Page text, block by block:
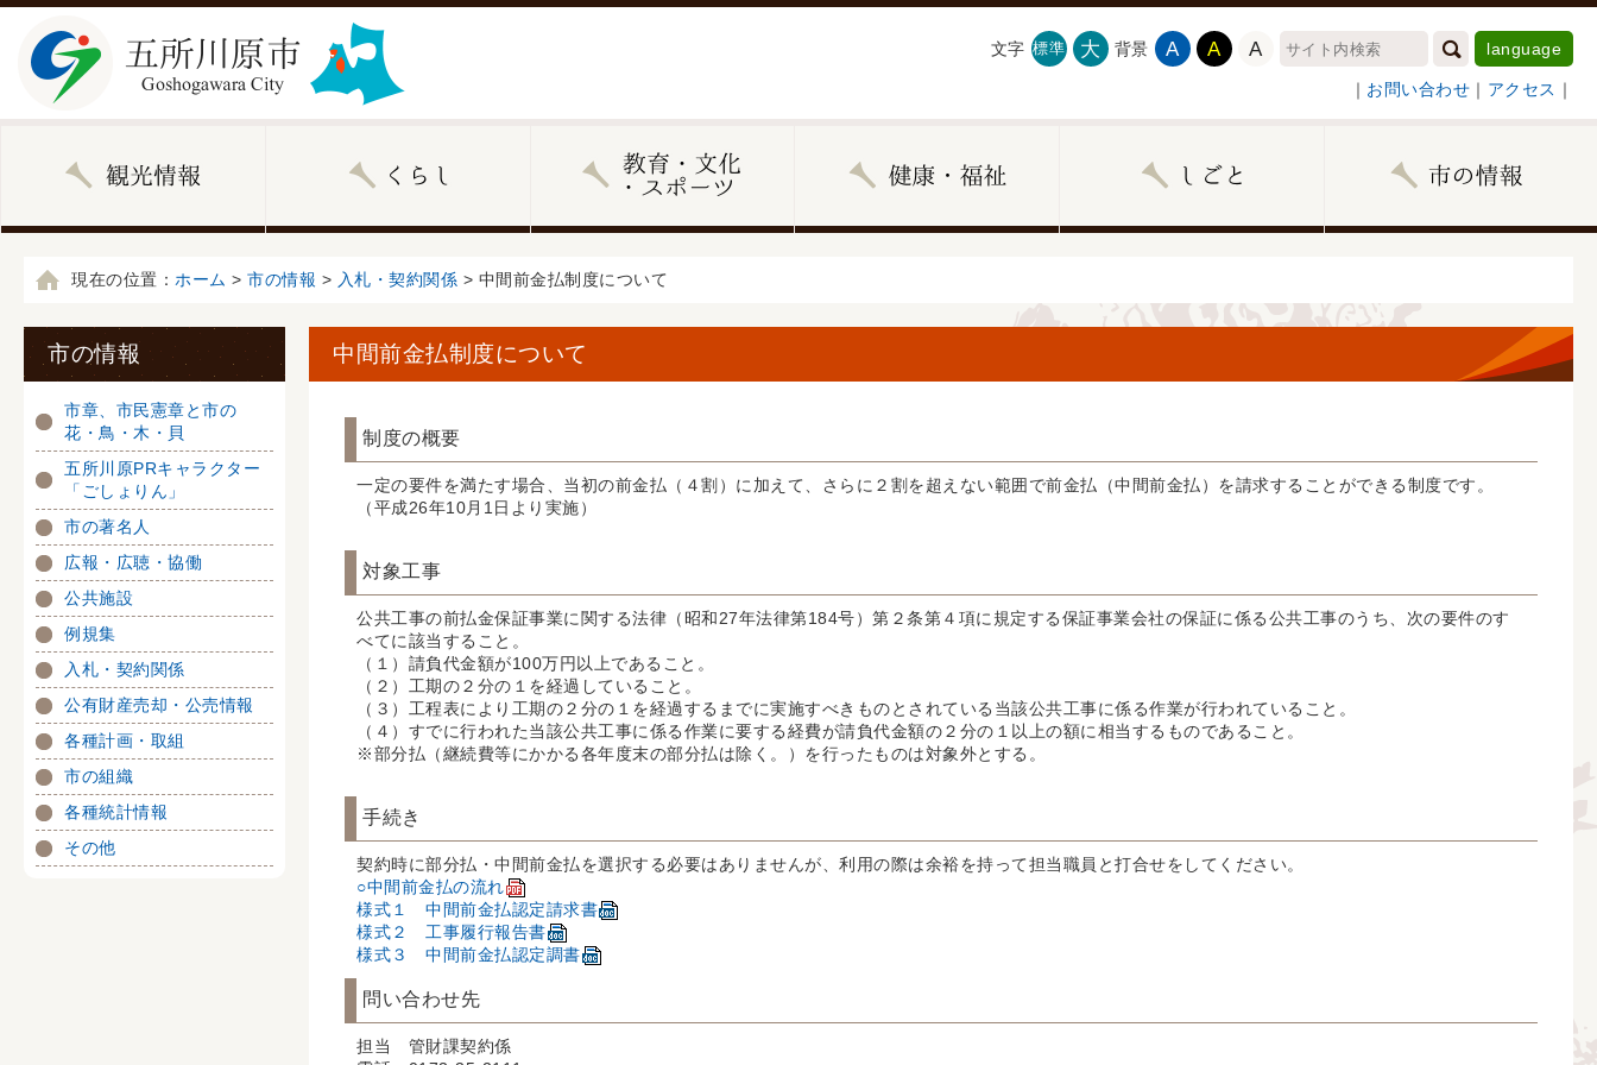
文字 標準 大 背景 A A A language
｜ お問い合わせ ｜ アクセス ｜
現在の位置： ホーム > 市の情報 > 入札・契約関係 > 中間前金払制度について
中間前金払制度について
制度の概要
一定の要件を満たす場合、当初の前金払（４割）に加えて、さらに２割を超えない範囲で前金払（中間前金払）を請求することができる制度です。
（平成26年10月1日より実施）
対象工事
公共工事の前払金保証事業に関する法律（昭和27年法律第184号）第２条第４項に規定する保証事業会社の保証に係る公共工事のうち、次の要件のす
べてに該当すること。
（１）請負代金額が100万円以上であること。
（２）工期の２分の１を経過していること。
（３）工程表により工期の２分の１を経過するまでに実施すべきものとされている当該公共工事に係る作業が行われていること。
（４）すでに行われた当該公共工事に係る作業に要する経費が請負代金額の２分の１以上の額に相当するものであること。
※部分払（継続費等にかかる各年度末の部分払は除く。）を行ったものは対象外とする。
手続き
契約時に部分払・中間前金払を選択する必要はありませんが、利用の際は余裕を持って担当職員と打合せをしてください。
○中間前金払の流れ
様式１ 中間前金払認定請求書
様式２ 工事履行報告書
様式３ 中間前金払認定調書
問い合わせ先
担当 管財課契約係
市の情報
市章、市民憲章と市の
花・鳥・木・貝
五所川原PRキャラクター
「ごしょりん」
市の著名人
広報・広聴・協働
公共施設
例規集
入札・契約関係
公有財産売却・公売情報
各種計画・取組
市の組織
各種統計情報
その他